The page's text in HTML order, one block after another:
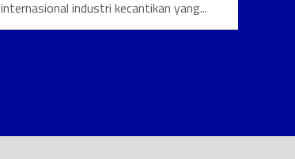
internasional industri kecantikan yang...